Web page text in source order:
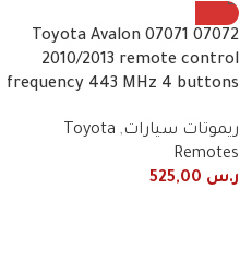
07072 07071 Toyota Avalon
2010/2013 remote control
frequency 443 MHz 4 buttons
ريموتات سيارات,
Toyota
Remotes
ر.س